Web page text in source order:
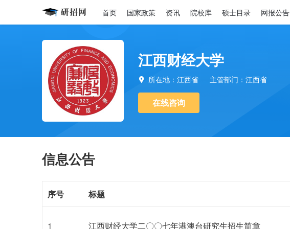
首页 国家政策 资讯 院校库 硕士目录 网报公告
江西财经大学
 所在地：江西省 主管部门：江西省
在线咨询
信息公告
序号 标题
1 江西财经大学二〇〇七年港澳台研究生招生简章